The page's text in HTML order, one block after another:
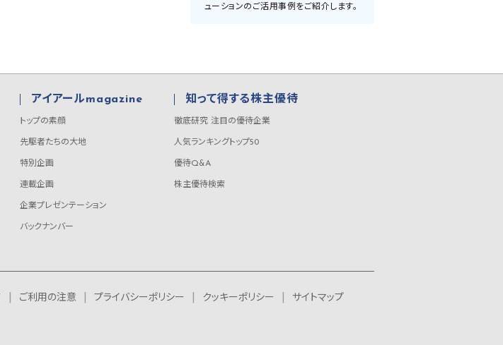
ューションのご活用事例をご紹介します。
アイアールmagazine
トップの素顔
先駆者たちの大地
特別企画
連載企画
企業プレゼンテーション
バックナンバー
知って得する株主優待
徹底研究 注目の優待企業
人気ランキングトップ50
優待Q&A
株主優待検索
ご利用の注意 プライバシーポリシー クッキーポリシー
サイトマップ